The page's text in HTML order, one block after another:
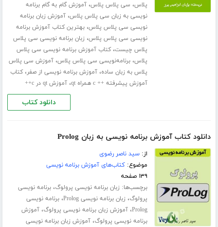
پلاس، سی پلاس پلاس،آموزش گام به گام برنامه
نویسی به زبان سی پلاس پلاس،آموزش زبان برنامه
نویسی سی پلاس پلاس،بهترین کتاب آموزش برنامه
نویسی سی پلاس پلاس، زبان برنامه نویسی سی پلاس
پلاس چیست،کتاب آموزش برنامه نویسی سی پلاس
پلاس،برنامه‌نویسی سی پلاس پلاس،آموزش سی پلاس
پلاس به زبان ساده،آموزش برنامه نویسی از صفر،کتاب
آموزش پیشرفته ++ c همراه qt
،آموزش qt در c++
دانلود کتاب
دانلود کتاب آموزش برنامه نویسی به زبان Prolog
از:سید ناصر رضوی
موضوع:کتاب‌های آموزش برنامه نویسی
۱۳۹ صفحه
برچسب‌ها: زبان برنامه نویسی پرولوگ،برنامه نویسی
پرولوگ، زبان برنامه نویسی Prolog ،برنامه نویسی
Prolog،آموزش زبان برنامه نویسی پرولوگ،آموزش
برنامه نویسی پرولوگ،آموزش زبان برنامه نویسی